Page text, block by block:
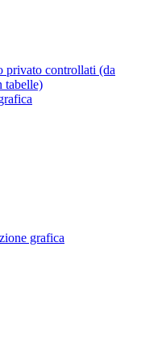
privato controllati (da
tabelle)
grafica